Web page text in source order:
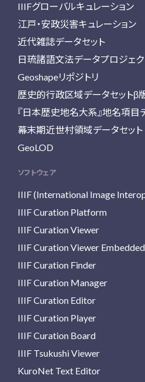
IIIFグローバルキュレーション
江戸・安政災害キュレーション
近代雑誌データセット
日琉諸語文法データプロジェク
Geoshapeリポジトリ
歴史的行政区域データセットβ
『日本歴史地名大系』地名項目
幕末期近世村領域データセット
GeoLOD
ソフトウェア
IIIF (International Image
IIIF Curation Platform
IIIF Curation Viewer
IIIF Curation Viewer Embedded
IIIF Curation Finder
IIIF Curation Manager
IIIF Curation Editor
IIIF Curation Player
IIIF Curation Board
IIIF Tsukushi Viewer
KuroNet Text Editor